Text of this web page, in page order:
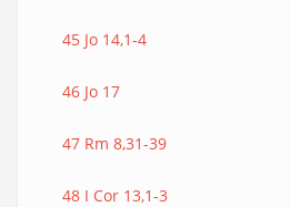
45 Jo 14,1-4
46 Jo 17
47 Rm 8,31-39
48 I Cor 13,1-3